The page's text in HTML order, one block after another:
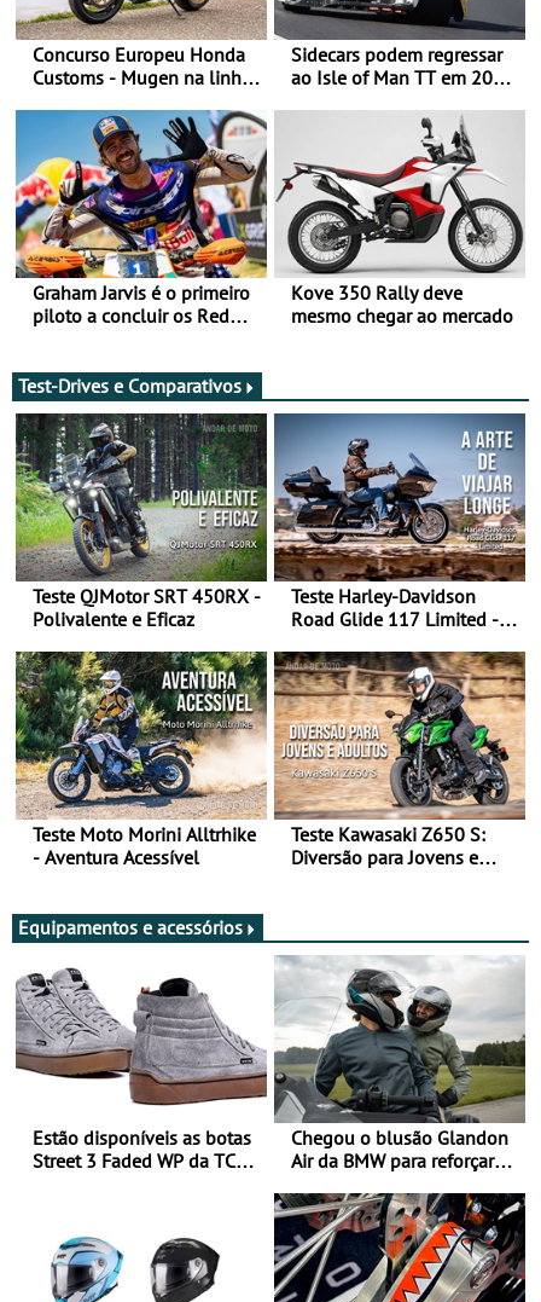
Concurso Europeu Honda
Customs - Mugen na linha
Sidecars podem regressar
ao Isle of Man TT em 2027
Graham Jarvis é o primeiro
piloto a concluir os Red
Kove 350 Rally deve
mesmo chegar ao mercado
Test-Drives e Comparativos
Teste QJMotor SRT 450RX -
Polivalente e Eficaz
Teste Harley-Davidson
Road Glide 117 Limited - A
Teste Moto Morini Alltrhike
- Aventura Acessível
Teste Kawasaki Z650 S:
Diversão para Jovens e
Equipamentos e acessórios
Estão disponíveis as botas
Street 3 Faded WP da TCX
Chegou o blusão Glandon
Air da BMW para reforçar
verão